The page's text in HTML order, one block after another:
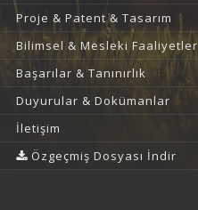
Proje & Patent & Tasarım
Bilimsel & Mesleki Faaliyetler
Başarılar & Tanınırlık
Duyurular & Dokümanlar
İletişim
Özgeçmiş Dosyası İndir